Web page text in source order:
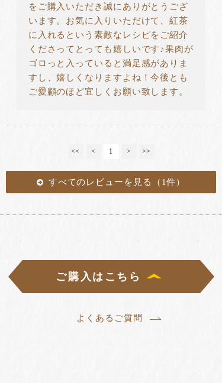
をご購入いただき誠にありがとうござ
います。お気に入りいただけて、紅茶
に入れるという素敵なレシピをご紹介
くださってとっても嬉しいです♪果肉が
ゴロっと入っていると満足感がありま
すし、嬉しくなりますよね！今後とも
ご愛顧のほど宜しくお願い致します。
<< < 1 > >>
すべてのレビューを見る（1件）
ご購入はこちら
よくあるご質問